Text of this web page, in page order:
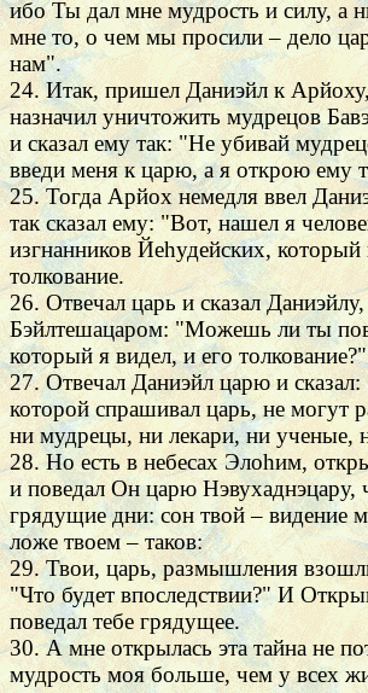
ибо Ты дал мне мудрость и силу, а
мне то, о чем мы просили – дело
нам".
24. Итак, пришел Даниэйл к
назначил уничтожить мудрецов
и сказал ему так: "Не убивай
введи меня к царю, а я открою ему
25. Тогда Арйох немедля ввел
так сказал ему: "Вот, нашел я
изгнанников Йеhудейских, который
толкование.
26. Отвечал царь и сказал
Бэйлтешацаром: "Можешь ли ты
который я видел, и его толкование?"
27. Отвечал Даниэйл царю и
которой спрашивал царь, не могут
ни мудрецы, ни лекари, ни ученые,
28. Но есть в небесах Элоhим,
и поведал Он царю Нэвухаднэцару,
грядущие дни: сон твой – видение
ложе твоем – таков:
29. Твои, царь, размышления
"Что будет впоследствии?" И
поведал тебе грядущее.
30. А мне открылась эта тайна не
мудрость моя больше, чем у всех